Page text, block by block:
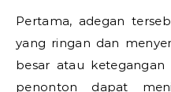
Pertama, adegan
yang ringan dan
besar atau
penonton dapat